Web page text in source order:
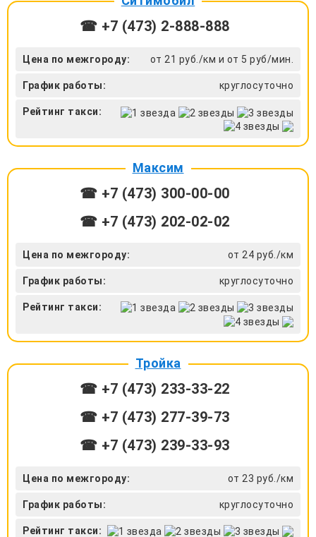
☎ +7 (473) 2-888-888
Цена по межгороду: от 21 руб./км и от 5 руб/мин.
График работы: круглосуточно
Рейтинг такси:
Максим
☎ +7 (473) 300-00-00
☎ +7 (473) 202-02-02
Цена по межгороду: от 24 руб./км
График работы: круглосуточно
Рейтинг такси:
Тройка
☎ +7 (473) 233-33-22
☎ +7 (473) 277-39-73
☎ +7 (473) 239-33-93
Цена по межгороду: от 23 руб./км
График работы: круглосуточно
Рейтинг такси: